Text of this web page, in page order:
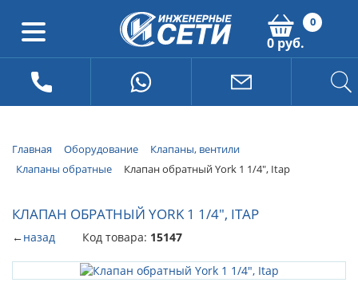
0
0 руб.
Главная Оборудование
Клапаны, вентили
Клапаны обратные
Клапан обратный York 1 1/4", Itap
КЛАПАН ОБРАТНЫЙ YORK 1 1/4", ITAP
←назад Код товара: 15147